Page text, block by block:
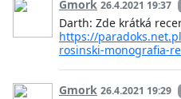
Gmork 26.4.2021 19:37
Darth: Zde krátká
https://
rosinski-monografia-
Gmork 26.4.2021 19:29